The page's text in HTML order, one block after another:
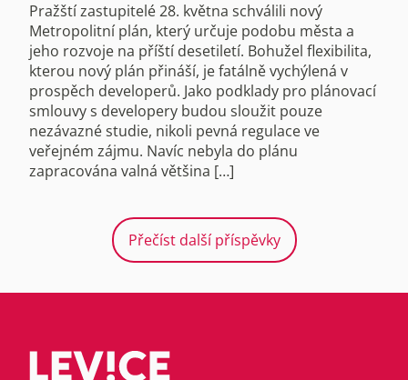
Pražští zastupitelé 28. května schválili nový
Metropolitní plán, který určuje podobu města a
jeho rozvoje na příští desetiletí. Bohužel flexibilita,
kterou nový plán přináší, je fatálně vychýlená v
prospěch developerů. Jako podklady pro plánovací
smlouvy s developery budou sloužit pouze
nezávazné studie, nikoli pevná regulace ve
veřejném zájmu. Navíc nebyla do plánu
zapracována valná většina […]
Přečíst další příspěvky